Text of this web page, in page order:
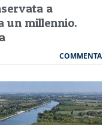
a
un millennio.
COMMENTA